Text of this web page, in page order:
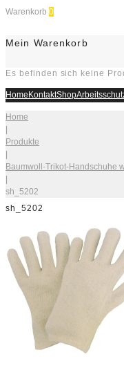
Warenkorb 0
Mein Warenkorb
Es befinden sich keine
HomeKontaktShop
Home
|
Produkte
|
Baumwoll-Trikot-Handschuhe
|
sh_5202
sh_5202